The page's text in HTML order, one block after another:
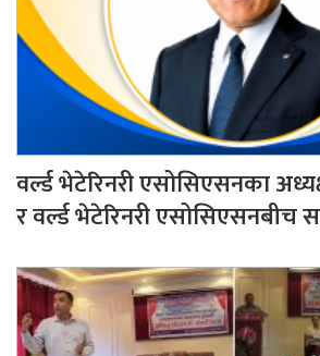
वर्ल्ड भेटेरिनरी एसोसिएसनका
र वर्ल्ड भेटेरिनरी एसोसिएसनबीच